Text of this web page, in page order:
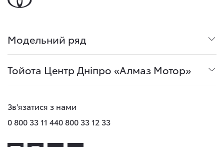
Модельний ряд
Тойота Центр Дніпро «Алмаз Мотор»
Зв'язатися з нами
0 800 33 11 440 800 33 12 33